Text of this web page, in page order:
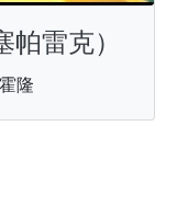
雷克）
隆